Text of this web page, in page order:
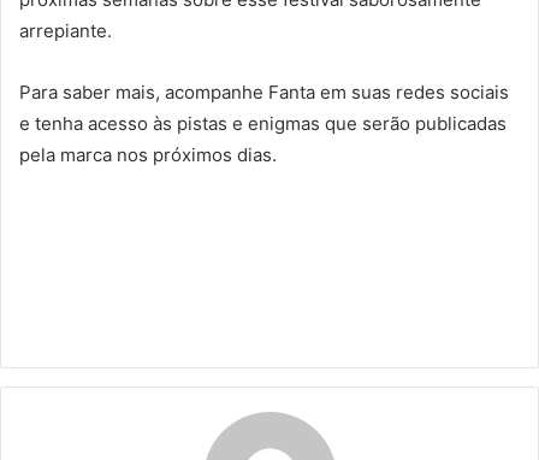
arrepiante.
Para saber mais, acompanhe Fanta em suas redes sociais
e tenha acesso às pistas e enigmas que serão publicadas
pela marca nos próximos dias.